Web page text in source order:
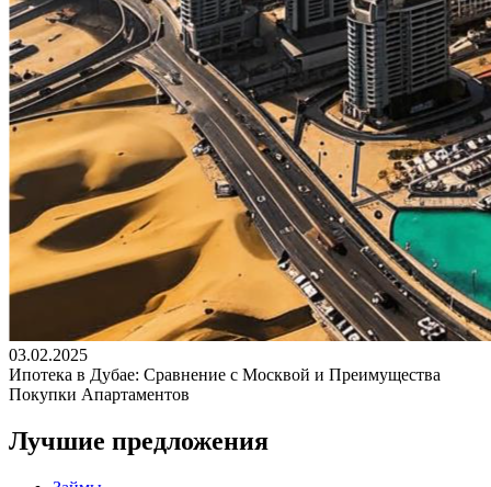
03.02.2025
Ипотека в Дубае: Сравнение с Москвой и Преимущества
Покупки Апартаментов
Лучшие предложения